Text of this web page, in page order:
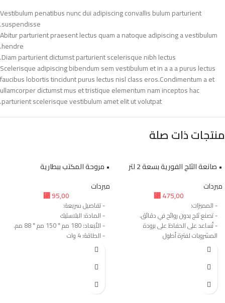
Vestibulum penatibus nunc dui adipiscing convallis bulum parturient
suspendisse.
Abitur parturient praesent lectus quam a natoque adipiscing a vestibulum
hendre.
Diam parturient dictumst parturient scelerisque nibh lectus.
Scelerisque adipiscing bibendum sem vestibulum et in a a a purus lectus
faucibus lobortis tincidunt purus lectus nisl class eros.Condimentum a et
ullamcorper dictumst mus et tristique elementum nam inceptos hac
parturient scelerisque vestibulum amet elit ut volutpat.
منتجات ذات صلة
• صانعة الثلج الفورية بسعة 2 لتر
مبردات
⃁475,00
- المميزات:
- تصنع ثلج بدون روائح في دقائق.
- تُساعد على الحفاظ على برودة
المشروبات لفترة أطول
- يعتمد عليها في تحضير الكوكتيلات،
وتبريد الأطعمة، والحفاظ على برودة
الطعام.
إلى شراء أكياس الثلج.
• مروحة المكتب ببطارية
مبردات
⃁95,00
- تفاصيل سريعة:
- المادة: البلاستيك
- الأبعاد: 180 مم * 150 مم * 88 مم.
- الطاقة: 4 وات
- الجهد : 5V-1A
- الوزن: 0.35 كجم
- مصدر الطاقة شحن بطارية USB
- محتويات العبوة: